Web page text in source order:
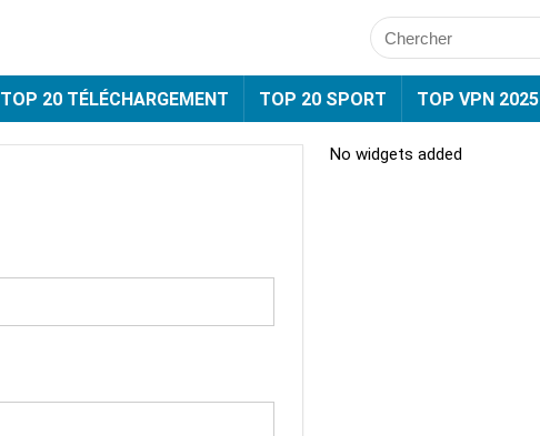
TOP 20 TÉLÉCHARGEMENT TOP 20 SPORT TOP VPN 2025
No widgets added